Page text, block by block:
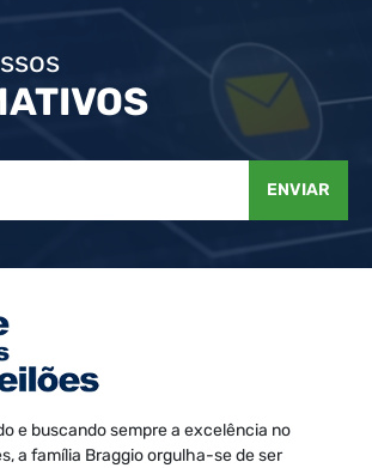
ENVIAR
e buscando sempre a excelência no
a família Braggio orgulha-se de ser